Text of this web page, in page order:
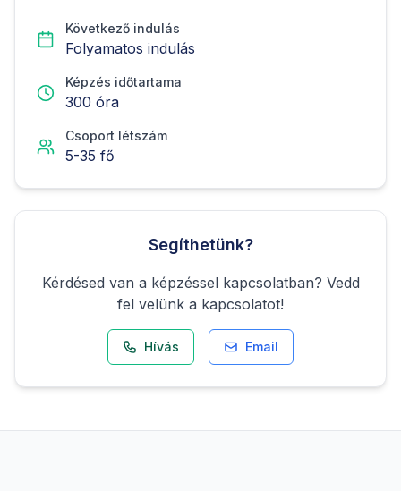
Következő indulás
Folyamatos indulás
Képzés időtartama
300 óra
Csoport létszám
5-35 fő
Segíthetünk?
Kérdésed van a képzéssel kapcsolatban? Vedd
fel velünk a kapcsolatot!
Hívás Email